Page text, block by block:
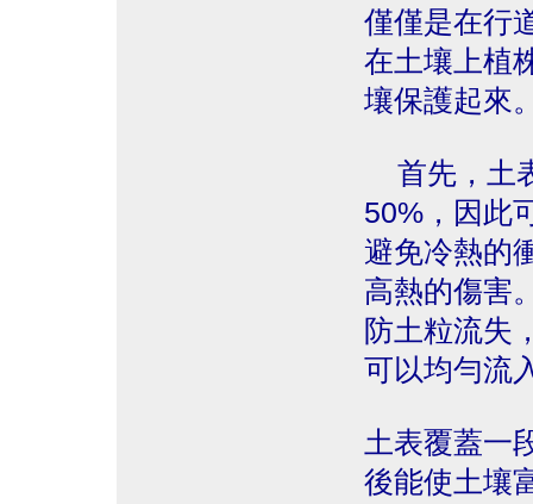
僅僅是在行
在土壤上植
壤保護起來
首先，土
50%，因此
避免冷熱的
高熱的傷害
防土粒流失
可以均勻流
土表覆蓋一
後能使土壤